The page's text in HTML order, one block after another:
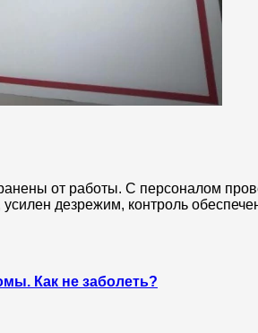
от работы. С персоналом
дезрежим, контроль
Как не заболеть?